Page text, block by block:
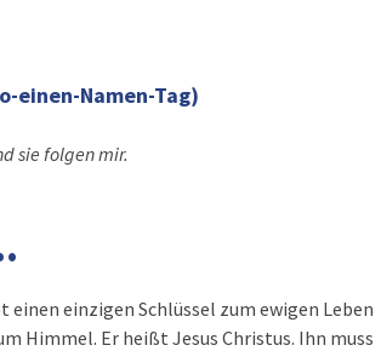
einen-Namen-Tag)
sie folgen mir.
einen einzigen Schlüssel zum ewigen Leben
Himmel. Er heißt Jesus Christus. Ihn muss